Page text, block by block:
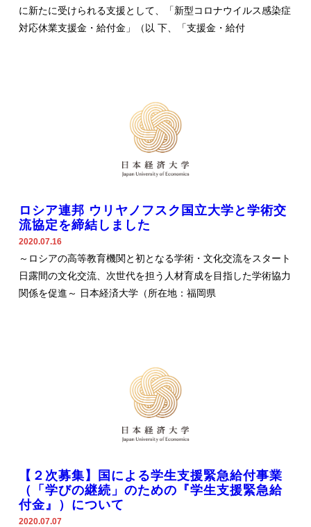
に新たに受けられる支援として、「新型コロナウイルス感染症
対応休業支援金・給付金」（以 下、「支援金・給付
ロシア連邦 ウリヤノフスク国立大学と学術交
流協定を締結しました
2020.07.16
～ロシアの高等教育機関と初となる学術・文化交流をスタート
日露間の文化交流、次世代を担う人材育成を目指した学術協力
関係を促進～ 日本経済大学（所在地：福岡県
【２次募集】国による学生支援緊急給付事業
（「学びの継続」のための『学生支援緊急給
付金』）について
2020.07.07